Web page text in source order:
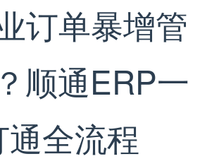
订单暴增管
顺通ERP一
全流程